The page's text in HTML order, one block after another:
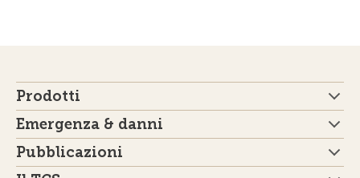
Prodotti
Emergenza & danni
Pubblicazioni